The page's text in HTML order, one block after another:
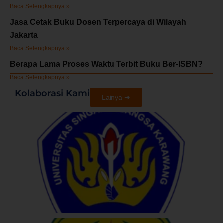
Baca Selengkapnya »
Jasa Cetak Buku Dosen Terpercaya di Wilayah
Jakarta
Baca Selengkapnya »
Berapa Lama Proses Waktu Terbit Buku Ber-ISBN?
Baca Selengkapnya »
Kolaborasi Kami Lainya ➜